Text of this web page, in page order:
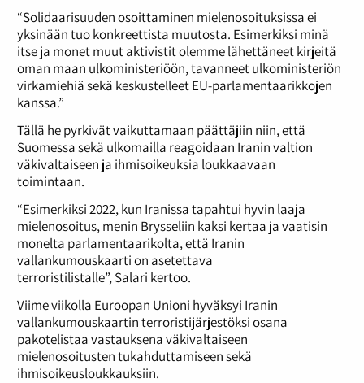
“Solidaarisuuden osoittaminen mielenosoituksissa ei
yksinään tuo konkreettista muutosta. Esimerkiksi minä
itse ja monet muut aktivistit olemme lähettäneet kirjeitä
oman maan ulkoministeriöön, tavanneet ulkoministeriön
virkamiehiä sekä keskustelleet EU-parlamentaarikkojen
kanssa.”
Tällä he pyrkivät vaikuttamaan päättäjiin niin, että
Suomessa sekä ulkomailla reagoidaan Iranin valtion
väkivaltaiseen ja ihmisoikeuksia loukkaavaan
toimintaan.
“Esimerkiksi 2022, kun Iranissa tapahtui hyvin laaja
mielenosoitus, menin Brysseliin kaksi kertaa ja vaatisin
monelta parlamentaarikolta, että Iranin
vallankumouskaarti on asetettava
terroristilistalle”, Salari kertoo.
Viime viikolla Euroopan Unioni hyväksyi Iranin
vallankumouskaartin terroristijärjestöksi osana
pakotelistaa vastauksena väkivaltaiseen
mielenosoitusten tukahduttamiseen sekä
ihmisoikeusloukkauksiin.